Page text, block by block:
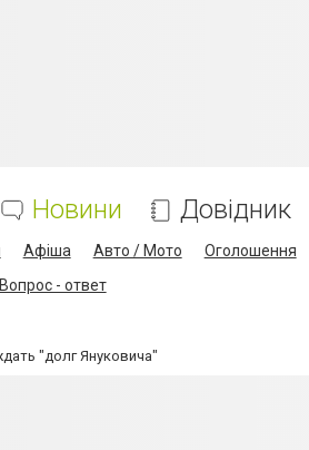
Новини Довідник
Афіша Авто / Мото Оголошення
Вопрос - ответ
"долг Януковича"